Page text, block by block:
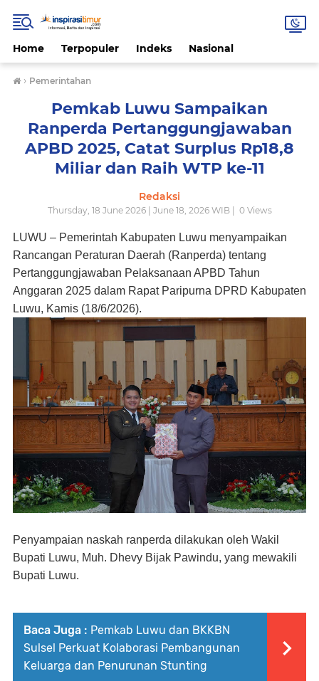
Home Terpopuler Indeks Nasional
› Pemerintahan
Pemkab Luwu Sampaikan
Ranperda Pertanggungjawaban
APBD 2025, Catat Surplus Rp18,8
Miliar dan Raih WTP ke-11
Redaksi
Thursday, 18 June 2026 | June 18, 2026 WIB | 0Views
LUWU – Pemerintah Kabupaten Luwu menyampaikan
Rancangan Peraturan Daerah (Ranperda) tentang
Pertanggungjawaban Pelaksanaan APBD Tahun
Anggaran 2025 dalam Rapat Paripurna DPRD Kabupaten
Luwu, Kamis (18/6/2026).
Penyampaian naskah ranperda dilakukan oleh Wakil
Bupati Luwu, Muh. Dhevy Bijak Pawindu, yang mewakili
Bupati Luwu.
Baca Juga : Pemkab Luwu dan BKKBN
Sulsel Perkuat Kolaborasi Pembangunan
Keluarga dan Penurunan Stunting